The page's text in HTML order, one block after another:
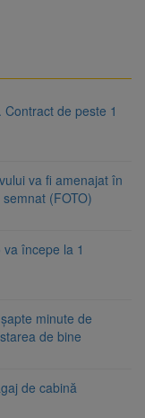
de peste 1
va fi amenajat în
(FOTO)
începe la 1
minute de
de bine
de cabină